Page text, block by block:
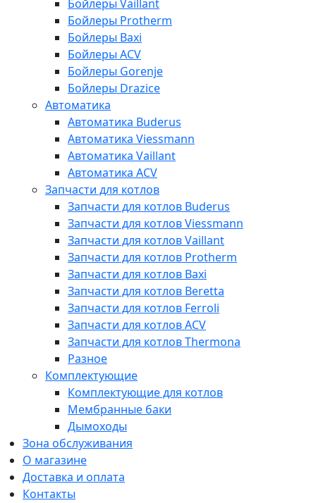
Бойлеры Vaillant
Бойлеры Protherm
Бойлеры Baxi
Бойлеры ACV
Бойлеры Gorenje
Бойлеры Drazice
Автоматика
Автоматика Buderus
Автоматика Viessmann
Автоматика Vaillant
Автоматика ACV
Запчасти для котлов
Запчасти для котлов Buderus
Запчасти для котлов Viessmann
Запчасти для котлов Vaillant
Запчасти для котлов Protherm
Запчасти для котлов Baxi
Запчасти для котлов Beretta
Запчасти для котлов Ferroli
Запчасти для котлов ACV
Запчасти для котлов Thermona
Разное
Комплектующие
Комплектующие для котлов
Мембранные баки
Дымоходы
Зона обслуживания
О магазине
Доставка и оплата
Контакты